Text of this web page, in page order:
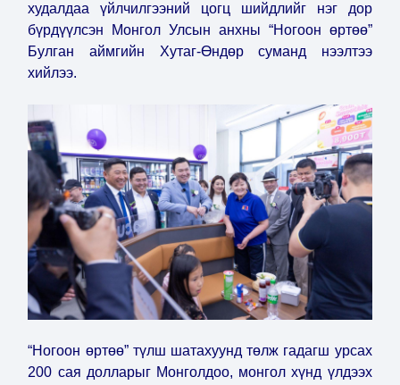
худалдаа үйлчилгээний цогц шийдлийг нэг дор
бүрдүүлсэн Монгол Улсын анхны “Ногоон өртөө”
Булган аймгийн Хутаг-Өндөр суманд нээлтээ
хийлээ.
“Ногоон өртөө” түлш шатахуунд төлж гадагш урсах
200 сая долларыг Монголдоо, монгол хүнд үлдээх